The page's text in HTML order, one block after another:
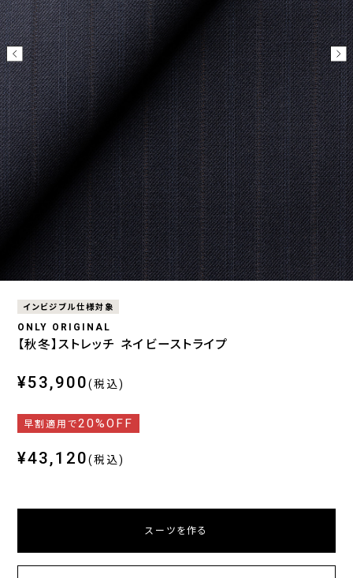
インビジブル仕様対象
ONLY ORIGINAL
【秋冬】ストレッチ ネイビーストライプ
¥53,900(税込)
早割適用で20%OFF
¥43,120(税込)
スーツを作る